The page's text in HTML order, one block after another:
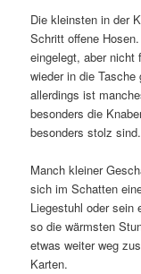
Die kleinsten in der
Schritt offene
eingelegt, aber
wieder in die
allerdings ist
besonders die
besonders stolz sind.
Manch kleiner
sich im Schatten
Liegestuhl oder sein
so die wärmsten
etwas weiter weg
Karten.